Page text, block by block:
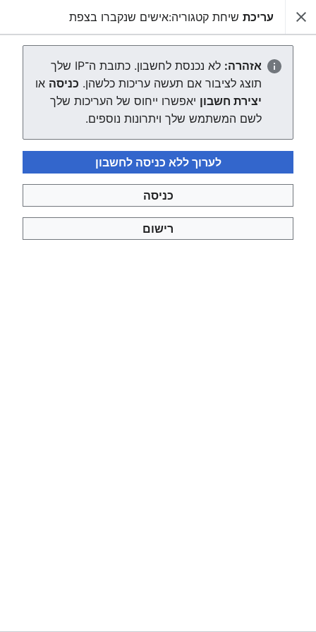
צפונות ויקי
יצירת הדף "שיחת קטגוריה:אישים
שנקברו בצפת"
העורך ייטען עכשיו. אם ההודעה הזאת עדיין מוצגת לאחר כמה
שניות, אפשרלטעון את הדף מחדש.
עריכת שיחת קטגוריה:אישים שנקברו בצפת
אזהרה:
לא נכנסת לחשבון. כתובת ה־IP שלך
תוצג לציבור אם תעשה עריכות כלשהן. כניסה או
יצירת חשבון יאפשרו ייחוס של העריכות שלך
לשם המשתמש שלך ויתרונות נוספים.
לערוך ללא כניסה לחשבון
כניסה
רישום